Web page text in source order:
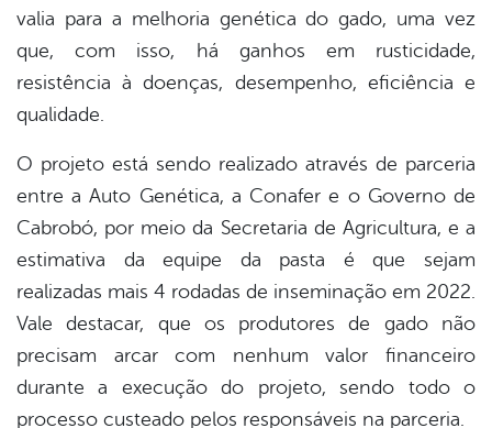
valia para a melhoria genética do gado, uma vez
que, com isso, há ganhos em rusticidade,
resistência à doenças, desempenho, eficiência e
qualidade.
O projeto está sendo realizado através de parceria
entre a Auto Genética, a Conafer e o Governo de
Cabrobó, por meio da Secretaria de Agricultura, e a
estimativa da equipe da pasta é que sejam
realizadas mais 4 rodadas de inseminação em 2022.
Vale destacar, que os produtores de gado não
precisam arcar com nenhum valor financeiro
durante a execução do projeto, sendo todo o
processo custeado pelos responsáveis na parceria.